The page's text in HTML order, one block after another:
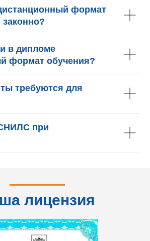
формат
законно?
в дипломе
формат обучения?
требуются для
при
лицензия